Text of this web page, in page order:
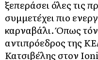
ξεπεράσει όλες τις
συμμετέχει πιο
καρναβάλι. Όπως
αντιπρόεδρος της
Κατσιβέλης στον